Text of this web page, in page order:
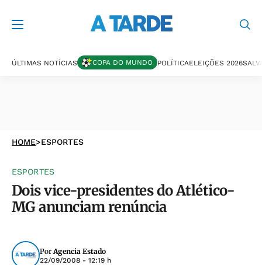
ÚLTIMAS NOTÍCIAS COPA DO MUNDO POLÍTICAELEIÇÕES 2026
HOME>ESPORTES
ESPORTES
Dois vice-presidentes do Atlético-
MG anunciam renúncia
PorAgencia Estado
22/09/2008 - 12:19 h